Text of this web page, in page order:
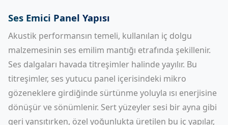
Ses Emici Panel Yapısı
Akustik performansın temeli, kullanılan iç dolgu
malzemesinin ses emilim mantığı etrafında şekillenir.
Ses dalgaları havada titreşimler halinde yayılır. Bu
titreşimler, ses yutucu panel içerisindeki mikro
gözeneklere girdiğinde sürtünme yoluyla ısı enerjisine
dönüşür ve sönümlenir. Sert yüzeyler sesi bir ayna gibi
geri yansıtırken, özel yoğunlukta üretilen bu iç yapılar,